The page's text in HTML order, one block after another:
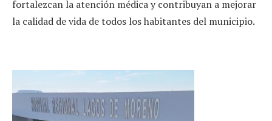
fortalezcan la atención médica y contribuyan a mejorar
la calidad de vida de todos los habitantes del municipio.